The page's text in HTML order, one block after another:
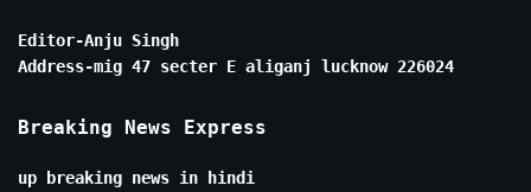
Editor-Anju Singh
Address-mig 47 secter E aliganj lucknow 226024
Breaking News Express
up breaking news in hindi